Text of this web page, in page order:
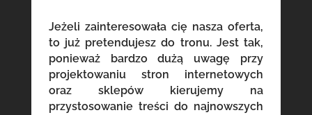
Jeżeli zainteresowała cię nasza oferta,
to już pretendujesz do tronu. Jest tak,
ponieważ bardzo dużą uwagę przy
projektowaniu stron internetowych
oraz sklepów kierujemy na
przystosowanie treści do najnowszych